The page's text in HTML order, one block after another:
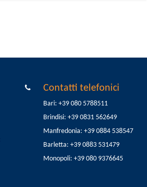
Contatti telefonici
Bari: +39 080 5788511
Brindisi: +39 0831 562649
Manfredonia: +39 0884 538547
Barletta: +39 0883 531479
Monopoli: +39 080 9376645